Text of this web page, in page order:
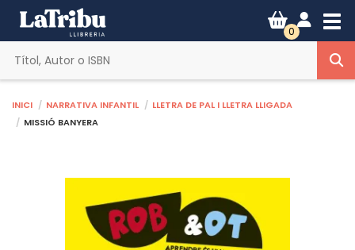
0
Inici Narrativa infantil
Lletra de pal i lletra lligada
MISSIÓ BANYERA